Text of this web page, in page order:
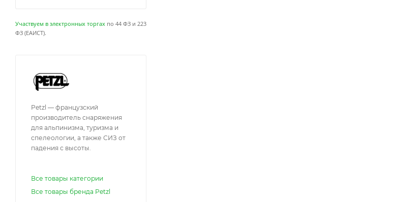
Участвуем в электронных торгах по 44 ФЗ и 223
ФЗ (ЕАИСТ).
Petzl — французский
производитель снаряжения
для альпинизма, туризма и
спелеологии, а также СИЗ от
падения с высоты.
Все товары категории
Все товары бренда Petzl